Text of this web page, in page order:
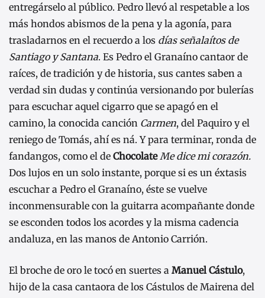
entregárselo al público. Pedro llevó al respetable a los
más hondos abismos de la pena y la agonía, para
trasladarnos en el recuerdo a los días señalaítos de
Santiago y Santana. Es Pedro el Granaíno cantaor de
raíces, de tradición y de historia, sus cantes saben a
verdad sin dudas y continúa versionando por bulerías
para escuchar aquel cigarro que se apagó en el
camino, la conocida canción Carmen, del Paquiro y el
reniego de Tomás, ahí es ná. Y para terminar, ronda de
fandangos, como el de Chocolate Me dice mi corazón.
Dos lujos en un solo instante, porque si es un éxtasis
escuchar a Pedro el Granaíno, éste se vuelve
inconmensurable con la guitarra acompañante donde
se esconden todos los acordes y la misma cadencia
andaluza, en las manos de Antonio Carrión.
El broche de oro le tocó en suertes a Manuel Cástulo,
hijo de la casa cantaora de los Cástulos de Mairena del